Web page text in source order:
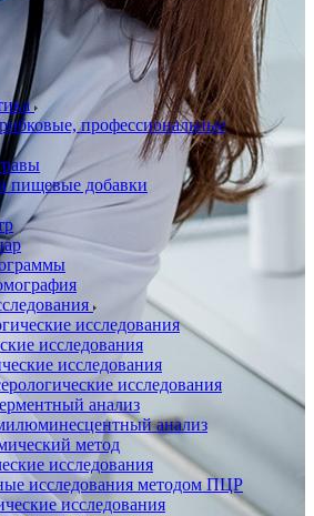
профессиональные
пищевые добавки
исследования
исследования
исследования
исследования
анализ
анализ
метод
исследования
исследования методом ПЦР
исследования